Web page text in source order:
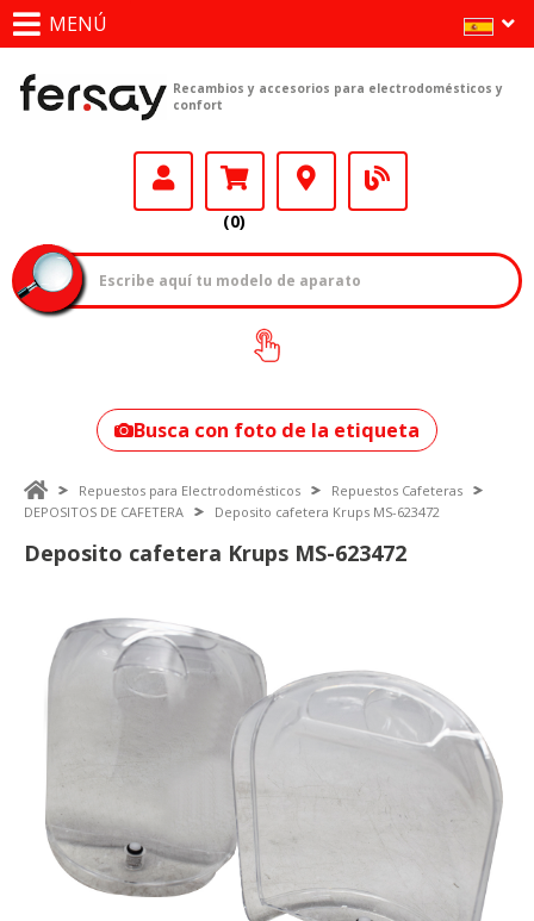
MENÚ
Recambios y accesorios para electrodomésticos y
confort
(0)
¿Cómo encontrar
tu modelo?
Busca con foto de la etiqueta
Repuestos para Electrodomésticos
Repuestos Cafeteras
DEPOSITOS DE CAFETERA
Deposito cafetera Krups MS-623472
Deposito cafetera Krups MS-623472